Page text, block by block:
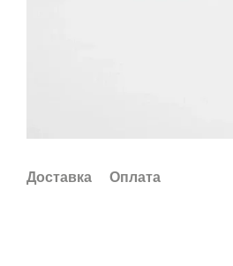
Доставка Оплата